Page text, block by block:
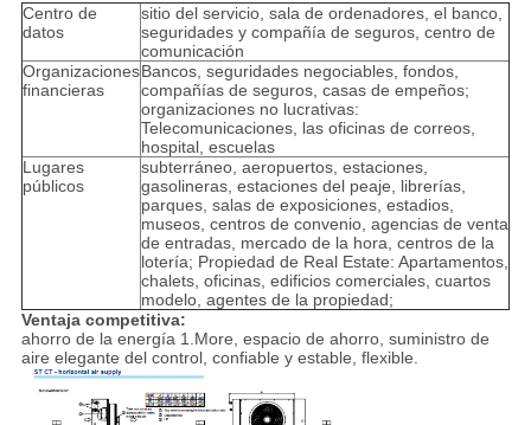
Centro de
datos
sitio del servicio, sala de ordenadores, el banco,
seguridades y compañía de seguros, centro de
comunicación
Organizaciones
financieras
Bancos, seguridades negociables, fondos,
compañías de seguros, casas de empeños;
organizaciones no lucrativas:
Telecomunicaciones, las oficinas de correos,
hospital, escuelas
Lugares
públicos
subterráneo, aeropuertos, estaciones,
gasolineras, estaciones del peaje, librerías,
parques, salas de exposiciones, estadios,
museos, centros de convenio, agencias de venta
de entradas, mercado de la hora, centros de la
lotería; Propiedad de Real Estate: Apartamentos,
chalets, oficinas, edificios comerciales, cuartos
modelo, agentes de la propiedad;
Ventaja competitiva:
ahorro de la energía 1.More, espacio de ahorro, suministro de
aire elegante del control, confiable y estable, flexible.